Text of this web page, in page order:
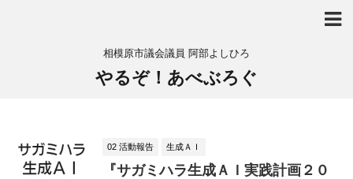
相模原市議会議員 阿部よしひろ
やるぞ！あべぶろぐ
02 活動報告 生成ＡＩ
『サガミハラ生成ＡＩ実践計画２０